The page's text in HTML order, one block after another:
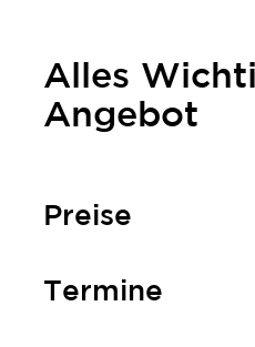
Alles
Angebot
Preise
Termine